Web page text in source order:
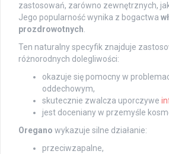
zastosowań, zarówno zewnętrznych,
Jego popularność wynika z bogactwa
prozdrowotnych.
Ten naturalny specyfik znajduje
różnorodnych dolegliwości:
okazuje się pomocny w
oddechowym,
skutecznie zwalcza uporczywe
jest doceniany w przemyśle
Oregano wykazuje silne działanie:
przeciwzapalne,